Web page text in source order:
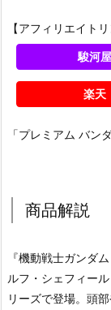
【アフィリエイト
駿河屋
楽天
「プレミアム バン
商品解説
『機動戦士ガンダ
ルフ・シェフィー
リーズで登場。頭